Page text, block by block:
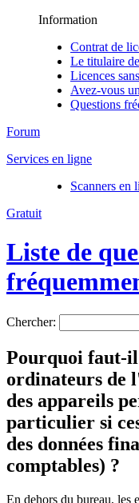
Information
Contrat de
Le titulaire
Licences
Avez-vous
Questions
Forum
Services en ligne
Scanners en
Gratuit
Liste de
Chercher:
Pourquoi faut-
ordinateurs de
des appareils
particulier si
des données
comptables) ?
En dehors du bureau, les